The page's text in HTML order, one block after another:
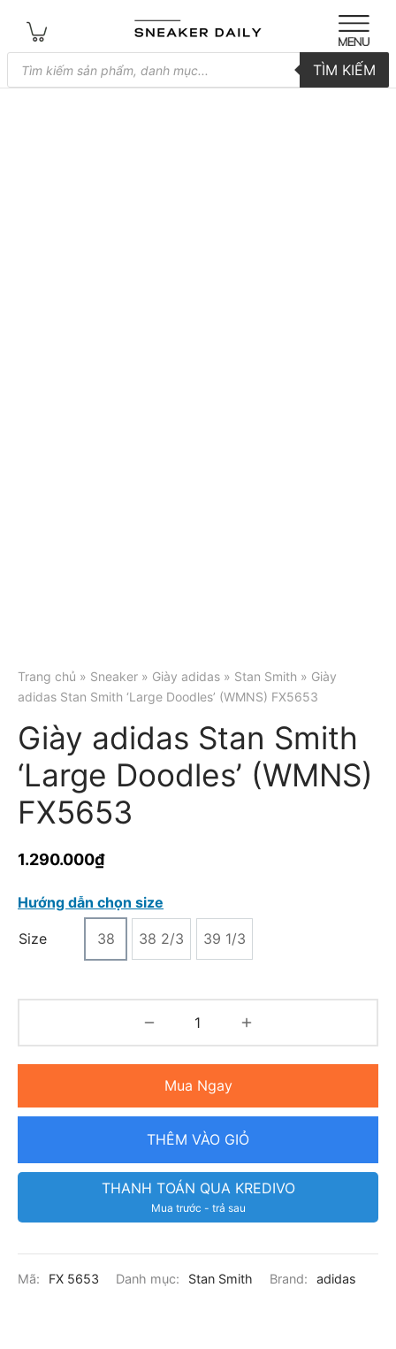
Tìm
kiếm
sản
TÌM KIẾM
Trang chủ » Sneaker » Giày adidas » Stan Smith » Giày
adidas Stan Smith ‘Large Doodles’ (WMNS) FX5653
Giày adidas Stan Smith
‘Large Doodles’ (WMNS)
FX5653
1.290.000₫
Hướng dẫn chọn size
Size 38 38 2/3 39 1/3
Mua Ngay
THÊM VÀO GIỎ
THANH TOÁN QUA KREDIVO
Mua trước - trả sau
Mã: FX 5653 Danh mục: Stan Smith Brand: adidas